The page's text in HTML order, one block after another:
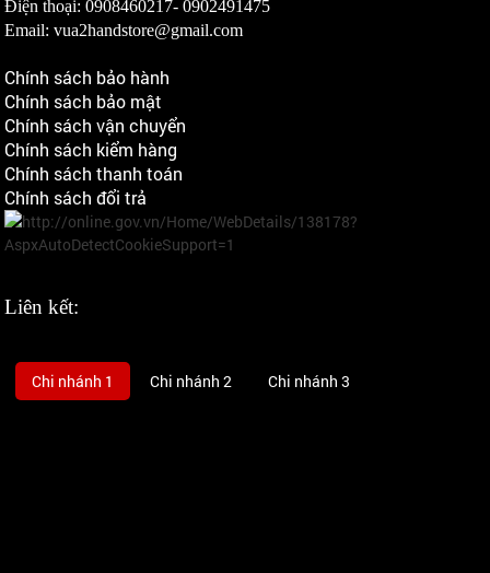
Điện thoại: 0908460217-0902491475
Email: vua2handstore@gmail.com
Chính sách bảo hành
Chính sách bảo mật
Chính sách vận chuyển
Chính sách kiểm hàng
Chính sách thanh toán
Chính sách đổi trả
Liên kết:
Chi nhánh 1 Chi nhánh 2 Chi nhánh 3